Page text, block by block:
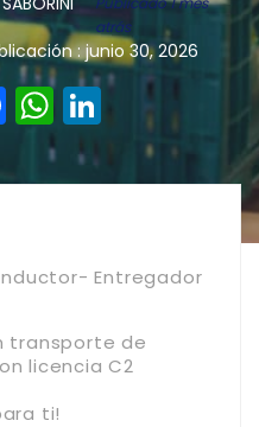
atrás
: junio 30, 2026
Facebook
Entregador
transporte de
licencia C2
ti!